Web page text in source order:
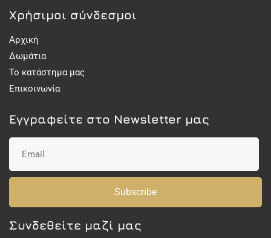
Χρήσιμοι σύνδεσμοι
Αρχική
Δωμάτια
Το κατάστημα μας
Επικοινωνία
Εγγραφείτε στο Newsletter μας
Subscribe
Συνδεθείτε μαζί μας